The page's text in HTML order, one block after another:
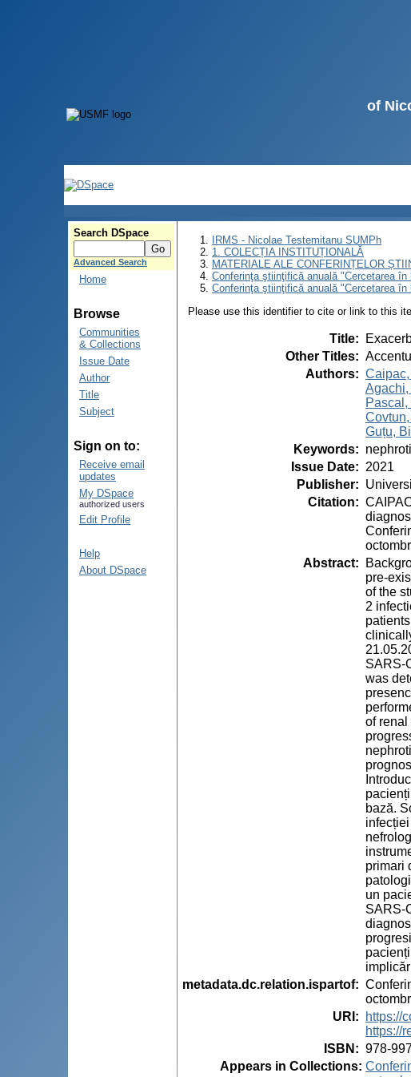
of
Search DSpace
Advanced Search
Home
Browse
Communities
& Collections
Issue Date
Author
Title
Subject
Sign on to:
Receive email
updates
My DSpace
authorized users
Edit Profile
Help
About DSpace
IRMS - Nicolae Testemitanu SUMPh
1. COLECȚIA INSTITUȚIONALĂ
MATERIALE ALE CONFERINȚELOR
Conferinţa ştiinţifică anuală "Cercetarea
Conferinţa ştiinţifică anuală "Cercetarea
Please use this identifier to cite or link to this
Title:
Other Titles:
Authors:
Guțu,
Keywords:
Issue Date: 2021
Publisher:
Citation:
Abstract:
pre-
of the
2
SARS-
was
of renal
bază.
primari
un
SARS-
metadata.dc.relation.ispartof:
URI :
https://
https://
ISBN : 978-
Appears in Collections: